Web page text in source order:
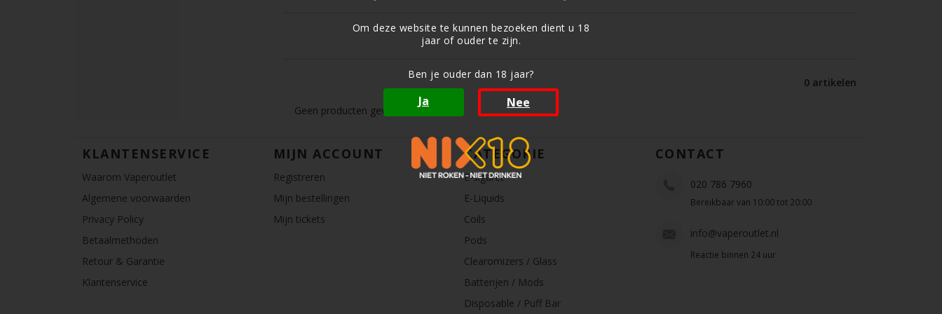
Om deze website te kunnen bezoeken dient u 18
jaar of ouder te zijn.
Ben je ouder dan 18 jaar?
Ja Nee
0 artikelen
Geen producten gevonden!...
KLANTENSERVICE
Waarom Vaperoutlet
Algemene voorwaarden
Privacy Policy
Betaalmethoden
Retour & Garantie
Klantenservice
MIJN ACCOUNT
Registreren
Mijn bestellingen
Mijn tickets
CATEGORIE
E-sigaret
E-Liquids
Coils
Pods
Clearomizers / Glass
Batterijen / Mods
Disposable / Puff Bar
CONTACT
020 786 7960
Bereikbaar van 10:00 tot 20:00
info@vaperoutlet.nl
Reactie binnen 24 uur